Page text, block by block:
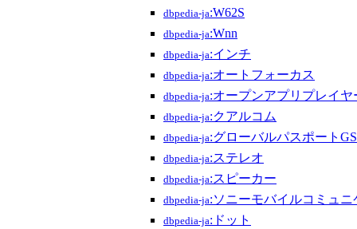
dbpedia-ja:W62S
dbpedia-ja:Wnn
dbpedia-ja:インチ
dbpedia-ja:オートフォーカス
dbpedia-ja:オープンアプリプレイヤ
dbpedia-ja:クアルコム
dbpedia-ja:グローバルパスポート
dbpedia-ja:ステレオ
dbpedia-ja:スピーカー
dbpedia-ja:ソニーモバイルコミュ
dbpedia-ja:ドット